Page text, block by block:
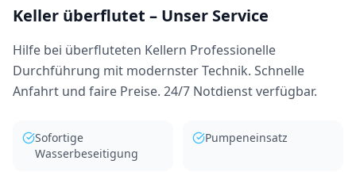
Keller überflutet – Unser Service
Hilfe bei überfluteten Kellern Professionelle
Durchführung mit modernster Technik. Schnelle
Anfahrt und faire Preise. 24/7 Notdienst verfügbar.
Sofortige
Wasserbeseitigung
Pumpeneinsatz